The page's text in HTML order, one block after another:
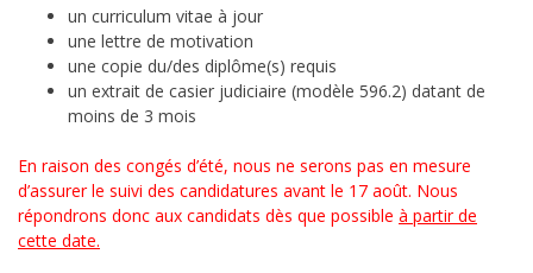
un curriculum vitae à jour
une lettre de motivation
une copie du/des diplôme(s) requis
un extrait de casier judiciaire (modèle 596.2) datant de
moins de 3 mois
En raison des congés d’été, nous ne serons pas en mesure
d’assurer le suivi des candidatures avant le 17 août. Nous
répondrons donc aux candidats dès que possible à partir de
cette date.